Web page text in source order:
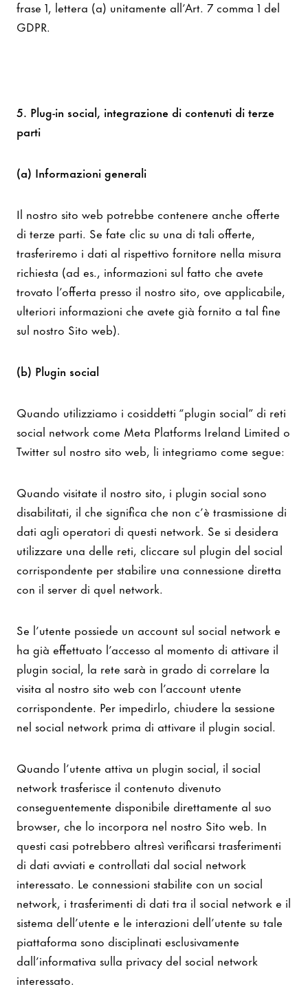
frase 1, lettera (a) unitamente all’Art. 7 comma 1 del
GDPR.
5. Plug-in social, integrazione di contenuti di terze
parti
(a) Informazioni generali
Il nostro sito web potrebbe contenere anche offerte
di terze parti. Se fate clic su una di tali offerte,
trasferiremo i dati al rispettivo fornitore nella misura
richiesta (ad es., informazioni sul fatto che avete
trovato l’offerta presso il nostro sito, ove applicabile,
ulteriori informazioni che avete già fornito a tal fine
sul nostro Sito web).
(b) Plugin social
Quando utilizziamo i cosiddetti “plugin social” di reti
social network come Meta Platforms Ireland Limited o
Twitter sul nostro sito web, li integriamo come segue:
Quando visitate il nostro sito, i plugin social sono
disabilitati, il che significa che non c’è trasmissione di
dati agli operatori di questi network. Se si desidera
utilizzare una delle reti, cliccare sul plugin del social
corrispondente per stabilire una connessione diretta
con il server di quel network.
Se l’utente possiede un account sul social network e
ha già effettuato l’accesso al momento di attivare il
plugin social, la rete sarà in grado di correlare la
visita al nostro sito web con l’account utente
corrispondente. Per impedirlo, chiudere la sessione
nel social network prima di attivare il plugin social.
Quando l’utente attiva un plugin social, il social
network trasferisce il contenuto divenuto
conseguentemente disponibile direttamente al suo
browser, che lo incorpora nel nostro Sito web. In
questi casi potrebbero altresì verificarsi trasferimenti
di dati avviati e controllati dal social network
interessato. Le connessioni stabilite con un social
network, i trasferimenti di dati tra il social network e il
sistema dell’utente e le interazioni dell’utente su tale
piattaforma sono disciplinati esclusivamente
dall’informativa sulla privacy del social network
interessato.